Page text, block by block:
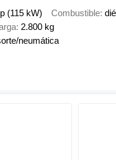
(115 kW) Combustible
2.800 kg
neumática